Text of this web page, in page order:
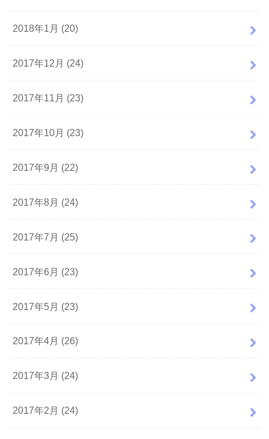
2018年1月 (20)
2017年12月 (24)
2017年11月 (23)
2017年10月 (23)
2017年9月 (22)
2017年8月 (24)
2017年7月 (25)
2017年6月 (23)
2017年5月 (23)
2017年4月 (26)
2017年3月 (24)
2017年2月 (24)